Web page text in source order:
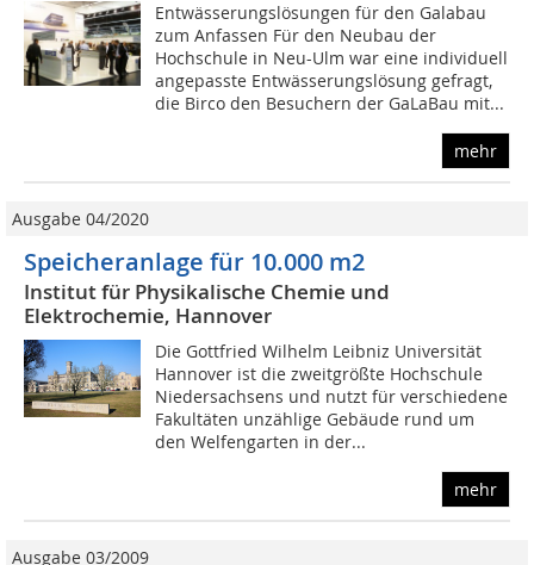
Entwässerungslösungen für den Galabau
zum Anfassen Für den Neubau der
Hochschule in Neu-Ulm war eine individuell
angepasste Entwässerungslösung gefragt,
die Birco den Besuchern der GaLaBau mit...
mehr
Ausgabe 04/2020
Speicheranlage für 10.000 m2
Institut für Physikalische Chemie und
Elektrochemie, Hannover
Die Gottfried Wilhelm Leibniz Universität
Hannover ist die zweitgrößte Hochschule
Niedersachsens und nutzt für verschiedene
Fakultäten unzählige Gebäude rund um
den Welfengarten in der...
mehr
Ausgabe 03/2009